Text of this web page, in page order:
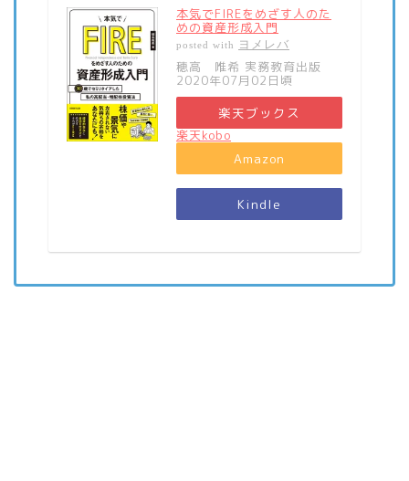
本気でFIREをめざす人のた
めの資産形成入門
posted with ヨメレバ
穂高 唯希 実務教育出版
2020年07月02日頃
楽天ブックス
楽天kobo
Amazon
Kindle